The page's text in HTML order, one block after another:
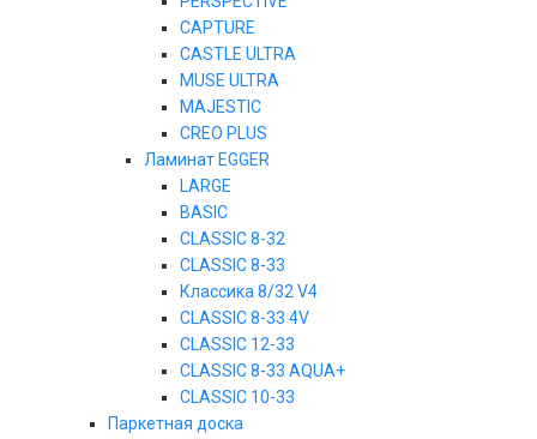
CAPTURE
CASTLE ULTRA
MUSE ULTRA
MAJESTIC
CREO PLUS
Ламинат EGGER
LARGE
BASIC
CLASSIC 8-32
CLASSIC 8-33
Классика 8/32 V4
CLASSIC 8-33 4V
CLASSIC 12-33
CLASSIC 8-33 AQUA+
CLASSIC 10-33
Паркетная доска